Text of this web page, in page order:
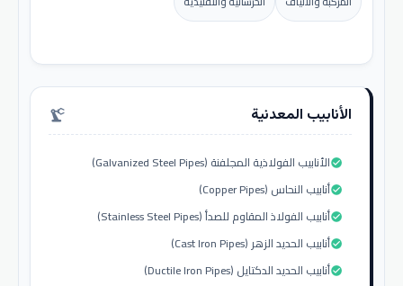
الأنابيب المعدنية precision_manufacturing
الأنابيب الفولاذية المجلفنة (Galvanized Steel Pipes)check_circle
أنابيب النحاس (Copper Pipes)check_circle
أنابيب الفولاذ المقاوم للصدأ (Stainless Steel Pipes)check_circle
أنابيب الحديد الزهر (Cast Iron Pipes)check_circle
أنابيب الحديد الدكتايل (Ductile Iron Pipes)check_circle